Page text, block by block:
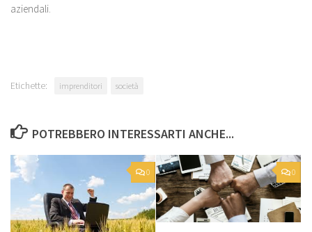
aziendali.
Etichette: imprenditori società
POTREBBERO INTERESSARTI ANCHE...
0 0